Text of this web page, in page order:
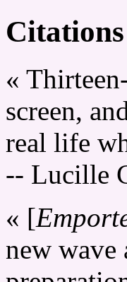
«
screen,
real life
-- Lucille
« [
new wave